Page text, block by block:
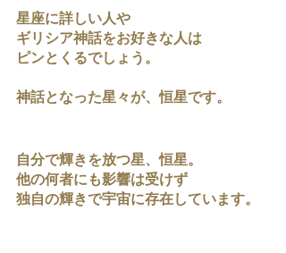
星座に詳しい人や
ギリシア神話をお好きな人は
ピンとくるでしょう。
神話となった星々が、恒星です。
自分で輝きを放つ星、恒星。
他の何者にも影響は受けず
独自の輝きで宇宙に存在しています。